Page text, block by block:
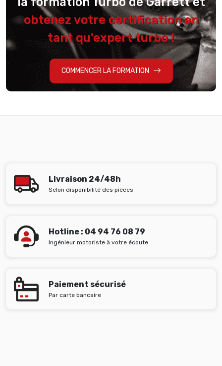
obtenez votre certification en
tant qu'expert turbo !
COMMENCER LA FORMATION
Livraison 24/48h
Selon disponibilité des pièces
Hotline : 04 94 76 08 79
Ingénieur motoriste à votre écoute
Paiement sécurisé
Par carte bancaire